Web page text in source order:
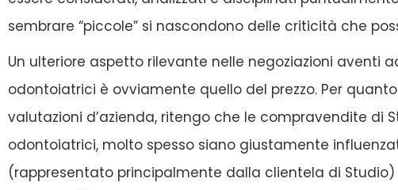
sembrare “piccole” si nascondono delle criticità che
Un ulteriore aspetto rilevante nelle negoziazioni aventi
odontoiatrici è ovviamente quello del prezzo. Per
valutazioni d’azienda, ritengo che le compravendite di
odontoiatrici, molto spesso siano giustamente
(rappresentato principalmente dalla clientela di